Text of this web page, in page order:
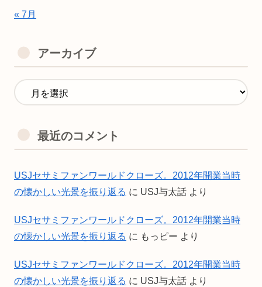
« 7月
アーカイブ
最近のコメント
USJセサミファンワールドクローズ。2012年開業当時
の懐かしい光景を振り返る に USJ与太話 より
USJセサミファンワールドクローズ。2012年開業当時
の懐かしい光景を振り返る に もっピー より
USJセサミファンワールドクローズ。2012年開業当時
の懐かしい光景を振り返る に USJ与太話 より